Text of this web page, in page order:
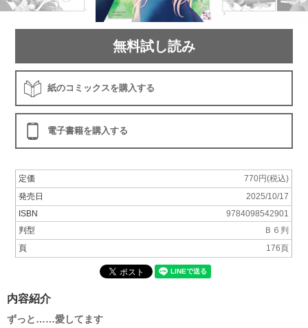
無料試し読み
紙のコミックスを購入する
電子書籍を購入する
定価
770円(税込)
発売日
2025/10/17
ISBN
9784098542901
判型
Ｂ６判
頁
176頁
内容紹介
ずっと……愛してます